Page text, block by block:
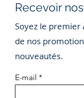
Recevoir
Soyez le
de nos
nouveautés.
E-mail